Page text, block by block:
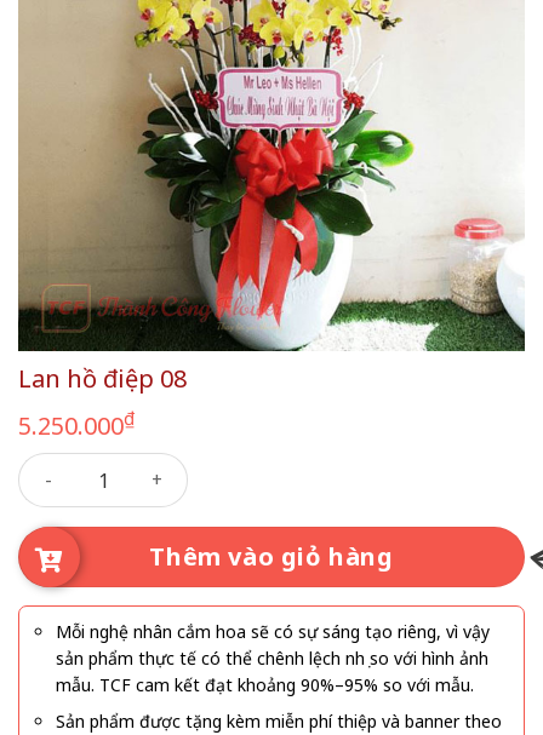
Lan hồ điệp 08
5.250.000₫
Lan hồ điệp 08 số lượng
Thêm vào giỏ hàng
Mỗi nghệ nhân cắm hoa sẽ có sự sáng tạo riêng, vì vậy
sản phẩm thực tế có thể chênh lệch nhẹ so với hình ảnh
mẫu. TCF cam kết đạt khoảng 90%–95% so với mẫu.
Sản phẩm được tặng kèm miễn phí thiệp và banner theo